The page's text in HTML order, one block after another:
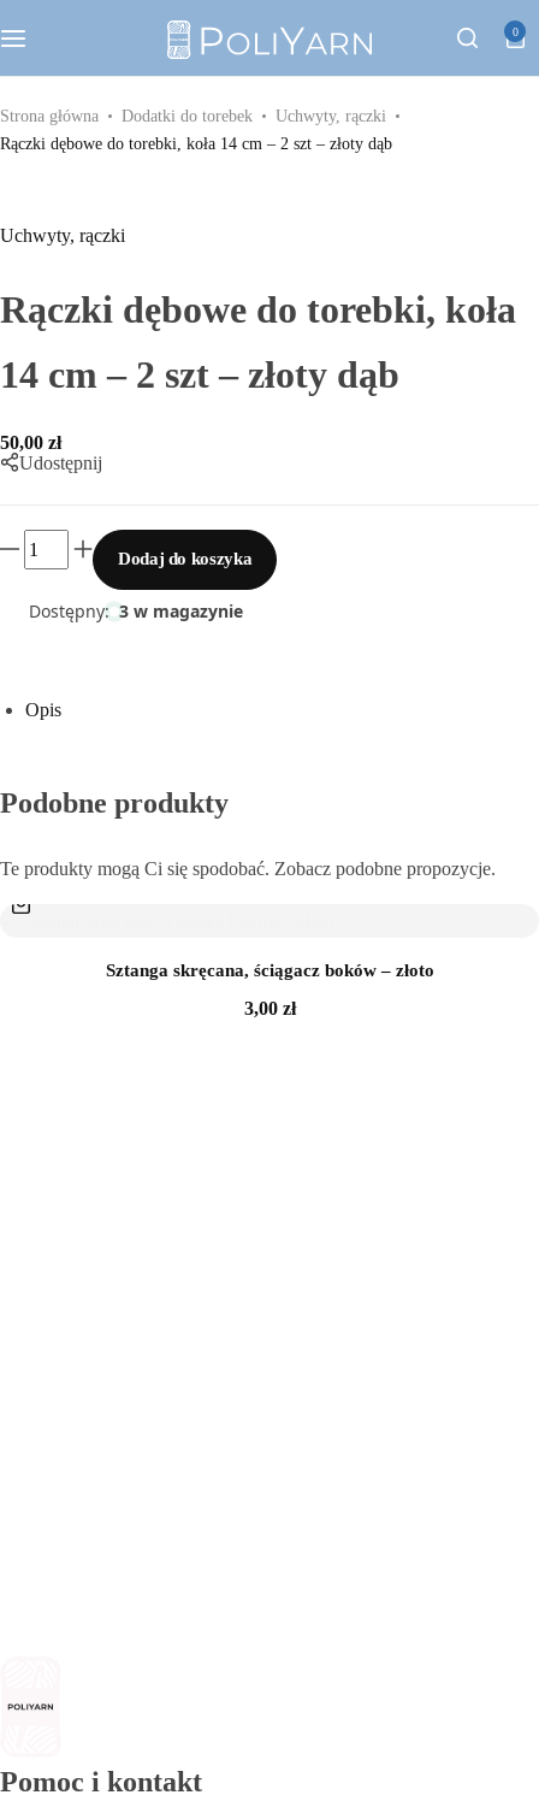
0
Strona główna Dodatki do torebek
Uchwyty, rączki
Rączki dębowe do torebki, koła 14 cm – 2 szt – złoty dąb
Uchwyty, rączki
Rączki dębowe do torebki, koła
14 cm – 2 szt – złoty dąb
50,00 zł
Udostępnij
Dodaj do koszyka
Dostępny: 3 w magazynie
Opis
Podobne produkty
Te produkty mogą Ci się spodobać. Zobacz podobne propozycje.
Sztanga skręcana, ściągacz boków – złoto
3,00 zł
Pomoc i kontakt
Galanteria metalowa
Galanteria skórzana
Paski do torebek
Sklejka
Narzędzia i akcesoria